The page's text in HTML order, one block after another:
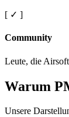
[ ✓ ]
Community
Leute, die
Warum
Unsere